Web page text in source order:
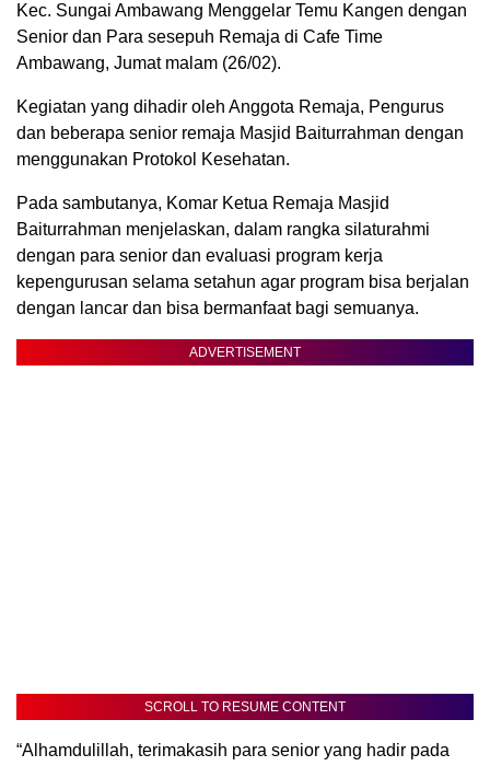
Kec. Sungai Ambawang Menggelar Temu Kangen dengan
Senior dan Para sesepuh Remaja di Cafe Time
Ambawang, Jumat malam (26/02).
Kegiatan yang dihadir oleh Anggota Remaja, Pengurus
dan beberapa senior remaja Masjid Baiturrahman dengan
menggunakan Protokol Kesehatan.
Pada sambutanya, Komar Ketua Remaja Masjid
Baiturrahman menjelaskan, dalam rangka silaturahmi
dengan para senior dan evaluasi program kerja
kepengurusan selama setahun agar program bisa berjalan
dengan lancar dan bisa bermanfaat bagi semuanya.
ADVERTISEMENT
SCROLL TO RESUME CONTENT
“Alhamdulillah, terimakasih para senior yang hadir pada